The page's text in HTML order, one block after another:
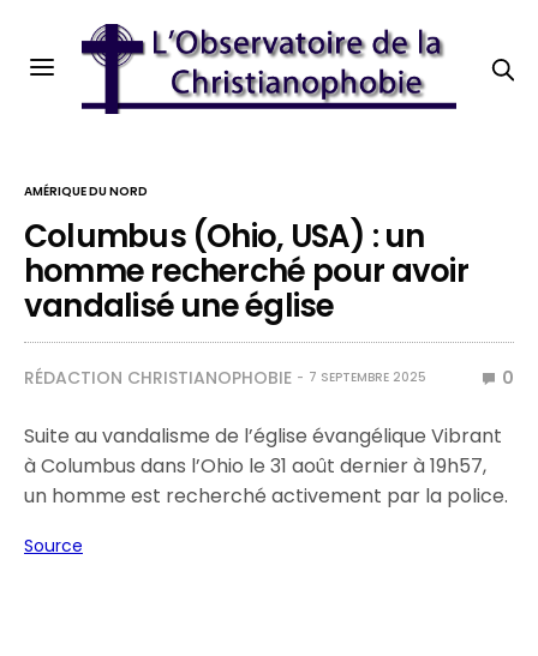
AMÉRIQUE DU NORD
Columbus (Ohio, USA) : un
homme recherché pour avoir
vandalisé une église
RÉDACTION CHRISTIANOPHOBIE 7 SEPTEMBRE 2025 0
Suite au vandalisme de l’église évangélique Vibrant
à Columbus dans l’Ohio le 31 août dernier à 19h57,
un homme est recherché activement par la police.
Source